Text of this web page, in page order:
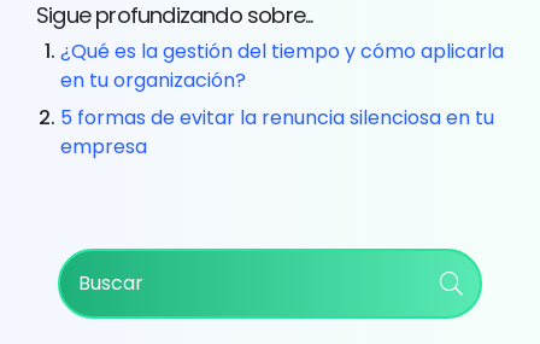
Sigue profundizando sobre...
¿Qué es la gestión del tiempo y cómo aplicarla
en tu organización?
5 formas de evitar la renuncia silenciosa en tu
empresa
Primary
Sidebar